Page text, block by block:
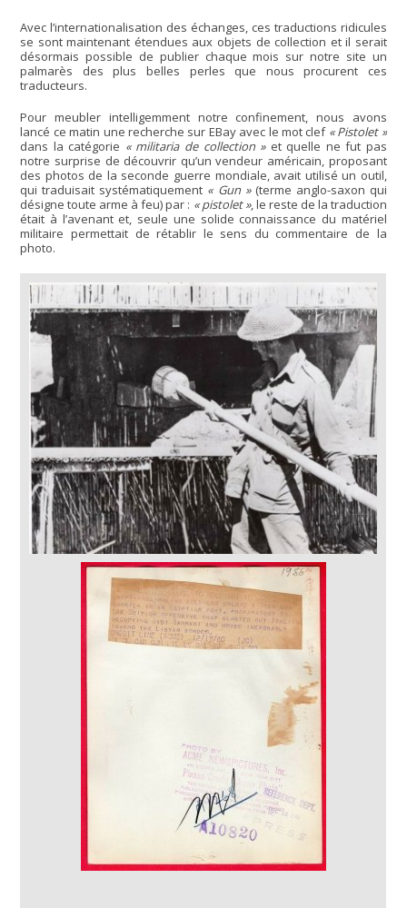
Avec l’internationalisation des échanges, ces traductions ridicules
se sont maintenant étendues aux objets de collection et il serait
désormais possible de publier chaque mois sur notre site un
palmarès des plus belles perles que nous procurent ces
traducteurs.
Pour meubler intelligemment notre confinement, nous avons
lancé ce matin une recherche sur EBay avec le mot clef « Pistolet »
dans la catégorie « militaria de collection »et quelle ne fut pas
notre surprise de découvrir qu’un vendeur américain, proposant
des photos de la seconde guerre mondiale, avait utilisé un outil,
qui traduisait systématiquement « Gun »(terme anglo-saxon qui
désigne toute arme à feu) par : « pistolet », le reste de la traduction
était à l’avenant et, seule une solide connaissance du matériel
militaire permettait de rétablir le sens du commentaire de la
photo.